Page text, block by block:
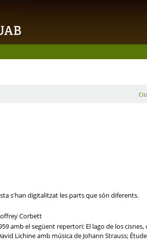
s'han digitalitzat les parts que són diferents.
Corbett
amb el següent repertori: El lago de los
Lichine amb música de Johann Strauss;